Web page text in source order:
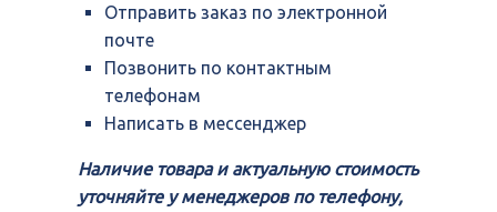
Отправить заказ по электронной
почте
Позвонить по контактным
телефонам
Написать в мессенджер
Наличие товара и актуальную стоимость
уточняйте у менеджеров по телефону,